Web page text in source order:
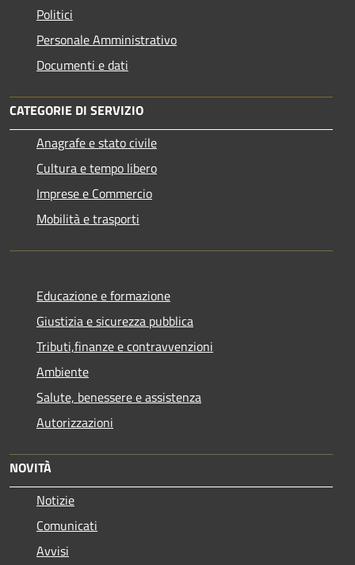
Politici
Personale Amministrativo
Documenti e dati
CATEGORIE DI SERVIZIO
Anagrafe e stato civile
Cultura e tempo libero
Imprese e Commercio
Mobilità e trasporti
Educazione e formazione
Giustizia e sicurezza pubblica
Tributi,finanze e contravvenzioni
Ambiente
Salute, benessere e assistenza
Autorizzazioni
NOVITÀ
Notizie
Comunicati
Avvisi